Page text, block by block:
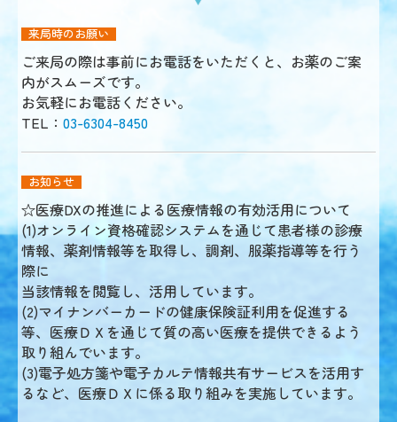
来局時のお願い
ご来局の際は事前にお電話をいただくと、お薬のご案
内がスムーズです。
お気軽にお電話ください。
TEL：03-6304-8450
お知らせ
☆医療DXの推進による医療情報の有効活用について
(1)オンライン資格確認システムを通じて患者様の診療
情報、薬剤情報等を取得し、調剤、服薬指導等を行う
際に
当該情報を閲覧し、活用しています。
(2)マイナンバーカードの健康保険証利用を促進する
等、医療ＤＸを通じて質の高い医療を提供できるよう
取り組んでいます。
(3)電子処方箋や電子カルテ情報共有サービスを活用す
るなど、医療ＤＸに係る取り組みを実施しています。